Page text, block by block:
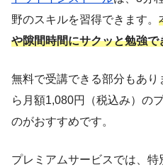
野のスキルを習得できます。
や隙間時間にサクッと勉強で
無料で受講できる部分もあ
ら月額1,080円（税込み）の
のがおすすめです。
プレミアムサービスでは、